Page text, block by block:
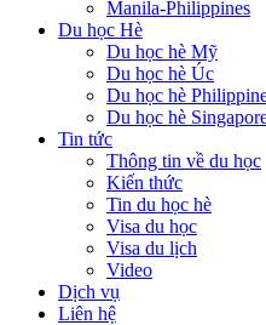
Manila-Philippines
Du học Hè
Du học hè Mỹ
Du học hè Úc
Du học hè
Du học hè
Tin tức
Thông tin về du học
Kiến thức
Tin du học hè
Visa du học
Visa du lịch
Video
Dịch vụ
Liên hệ